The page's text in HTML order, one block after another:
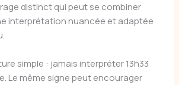
distinct qui peut se combiner
interprétation nuancée et adaptée
simple : jamais interpréter 13h33
Le même signe peut encourager